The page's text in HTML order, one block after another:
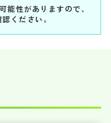
性がありますので、
ください。